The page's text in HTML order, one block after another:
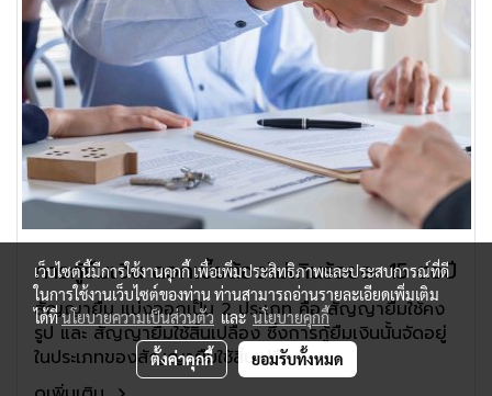
การกู้ยืมเงิน ดอกเบี้ยต้องไม่เกินร้อยละ 15 ต่อปี
สัญญายืม แบ่งออกเป็น 2 ประเภท คือ สัญญายืมใช้คง
รูป และ สัญญายืมใช้สิ้นเปลือง ซึ่งการกู้ยืมเงินนั้นจัดอยู่
ในประเภทของสัญญายืมใช้สิ้นเปลือง
เว็บไซต์นี้มีการใช้งานคุกกี้ เพื่อเพิ่มประสิทธิภาพและประสบการณ์ที่ดี
ในการใช้งานเว็บไซต์ของท่าน ท่านสามารถอ่านรายละเอียดเพิ่มเติม
ได้ที่นโยบายความเป็นส่วนตัว และนโยบายคุกกี้
ตั้งค่าคุกกี้ ยอมรับทั้งหมด